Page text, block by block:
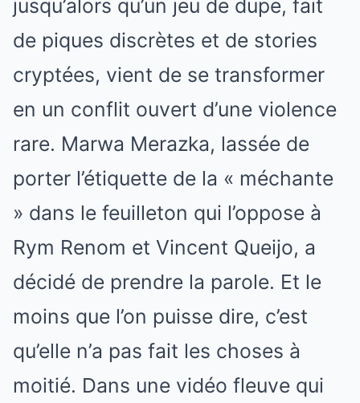
jusqu’alors qu’un jeu de dupe, fait
de piques discrètes et de stories
cryptées, vient de se transformer
en un conflit ouvert d’une violence
rare. Marwa Merazka, lassée de
porter l’étiquette de la « méchante
» dans le feuilleton qui l’oppose à
Rym Renom et Vincent Queijo, a
décidé de prendre la parole. Et le
moins que l’on puisse dire, c’est
qu’elle n’a pas fait les choses à
moitié. Dans une vidéo fleuve qui